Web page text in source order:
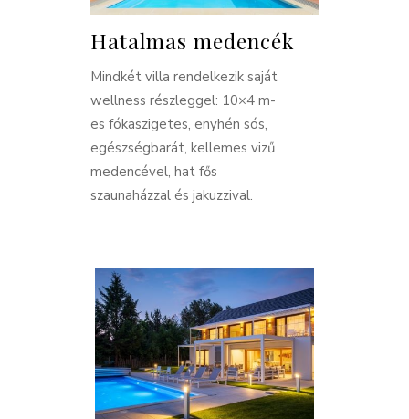
Hatalmas medencék
Mindkét villa rendelkezik saját
wellness részleggel: 10×4 m-
es fókaszigetes, enyhén sós,
egészségbarát, kellemes vizű
medencével, hat fős
szaunaházzal és jakuzzival.